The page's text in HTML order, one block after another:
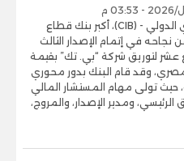
أعلن البنك التجاري الدولي - (CIB)، أكبر بنك قطاع
في إتمام الإصدار الثالث
عشر لتوريق شركة “بي. تك” بقيمة
مصري، وقد قام البنك بدور محوري
تولى مهام المستشار المالي
ومدير الإصدار، والمروج،